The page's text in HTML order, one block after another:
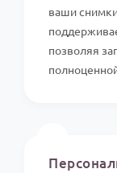
ваши
позволяя